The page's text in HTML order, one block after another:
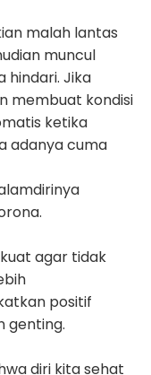
malah lantas
muncul
hindari. Jika
membuat kondisi
ketika
adanya cuma
agar tidak
positif
genting.
diri kita sehat